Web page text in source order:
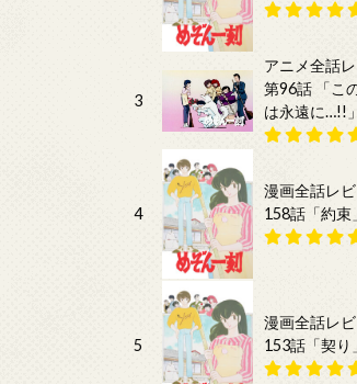
3
アニメ全話
第96話 「こ
は永遠に…!!
4
漫画全話レ
158話「約束
5
漫画全話レ
153話「契り